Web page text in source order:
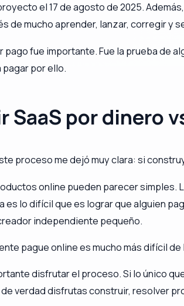
el 17 de agosto de 2025.
de mucho aprender, lanzar, corregir y
pago fue importante. Fue la prueba de
por ello.
SaaS por dinero
proceso me dejó muy clara: si
online pueden parecer
es lo difícil que es lograr que alguien
independiente pequeño.
pague online es mucho más difícil
disfrutar el proceso. Si lo único
verdad disfrutas construir, resolver